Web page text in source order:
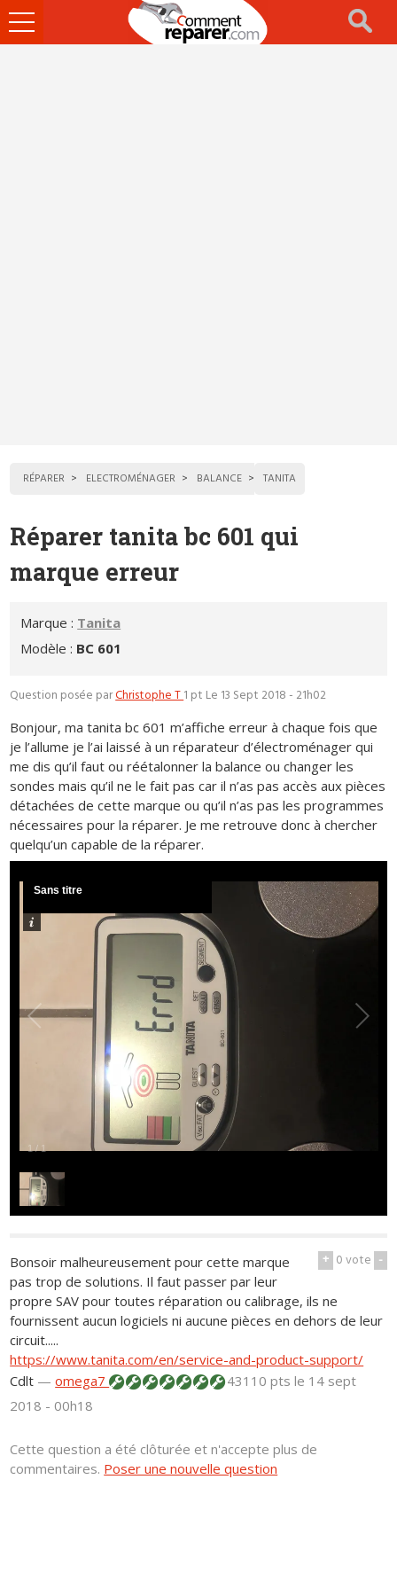
Ouvrir
le
RÉPARER ELECTROMÉNAGER BALANCE TANITA
Réparer tanita bc 601 qui
marque erreur
Marque : Tanita
Modèle : BC 601
Question posée parChristophe T1 pt Le 13 Sept 2018 - 21h02
Bonjour, ma tanita bc 601 m’affiche erreur à chaque fois que
je l’allume je l’ai laissé à un réparateur d’électroménager qui
me dis qu’il faut ou réétalonner la balance ou changer les
sondes mais qu’il ne le fait pas car il n’as pas accès aux pièces
détachées de cette marque ou qu’il n’as pas les programmes
nécessaires pour la réparer. Je me retrouve donc à chercher
quelqu’un capable de la réparer.
1 / 1
Sans titre
+ 0vote -
Bonsoir malheureusement pour cette marque
pas trop de solutions. Il faut passer par leur
propre SAV pour toutes réparation ou calibrage, ils ne
fournissent aucun logiciels ni aucune pièces en dehors de leur
circuit.....
https://www.tanita.com/en/service-and-product-support/
Cdlt —omega7 43110 ptsle 14 sept
2018 - 00h18
Cette question a été clôturée et n'accepte plus de
commentaires. Poser une nouvelle question